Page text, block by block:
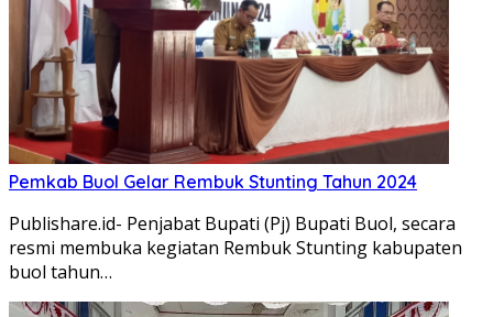
Pemkab Buol Gelar Rembuk Stunting Tahun 2024
Publishare.id- Penjabat Bupati (Pj) Bupati Buol, secara
resmi membuka kegiatan Rembuk Stunting kabupaten
buol tahun…